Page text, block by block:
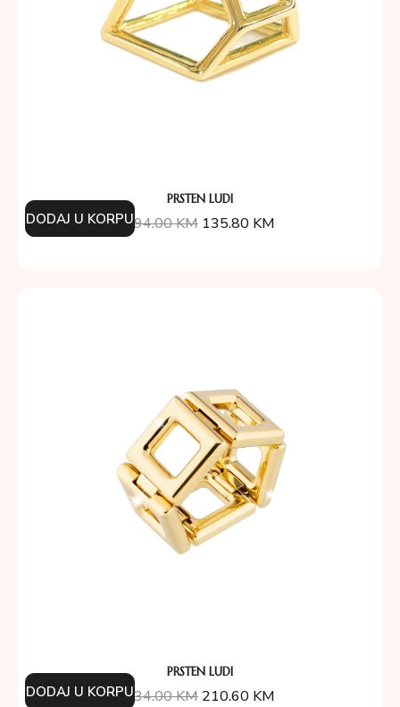
PRSTEN LUDI
194.00KM 135.80 KM
DODAJ U KORPU
PRSTEN LUDI
234.00KM 210.60 KM
DODAJ U KORPU